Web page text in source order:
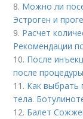
8. Можно ли
Эстроген и
9. Расчет
Рекомендации
10. После
после
11. Как выбрать
тела.
12. Балет